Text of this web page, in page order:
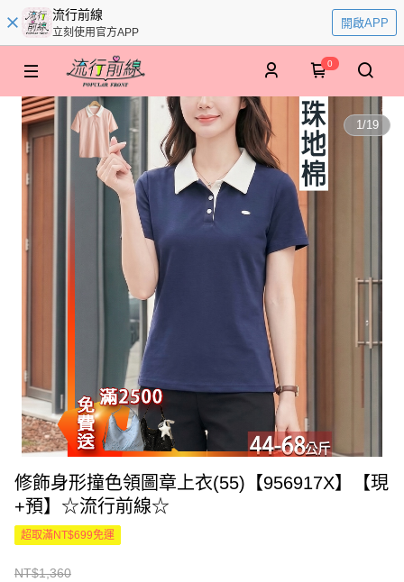
流行前線
立刻使用官方APP
開啟APP
0
1/19
修飾身形撞色領圖章上衣(55)【956917X】【現
+預】☆流行前線☆
超取滿NT$699免運
NT$1,360